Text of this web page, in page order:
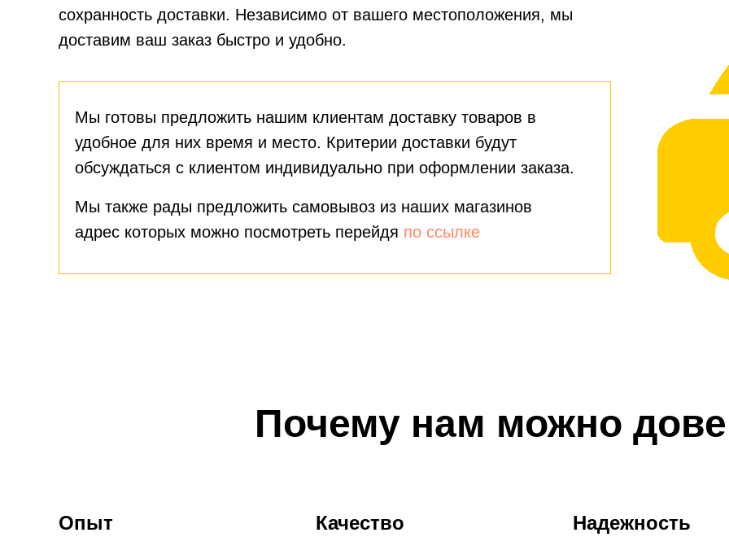
Мы готовы предложить нашим клиентам доставку товаров в
удобное для них время и место. Критерии доставки будут
обсуждаться с клиентом индивидуально при оформлении заказа.
Мы также рады предложить самовывоз из наших магазинов
адрес которых можно посмотреть перейдя по ссылке
сохранность доставки. Независимо от вашего местоположения, мы
доставим ваш заказ быстро и удобно.
Почему нам можно
Опыт Качество Надежность